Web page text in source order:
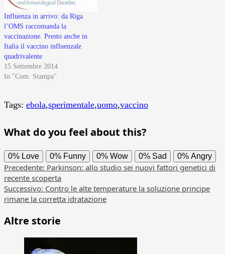
Influenza in arrivo: da Riga
l’OMS raccomanda la
vaccinazione. Presto anche in
Italia il vaccino influenzale
quadrivalente
15 Settembre 2014
In "Com. Stampa"
Tags: ebola,sperimentale,uomo,vaccino
What do you feel about this?
0% Love 0% Funny 0% Wow 0% Sad 0% Angry
Navigazione
articolo
Precedente: Parkinson: allo studio sei nuovi fattori genetici di
recente scoperta
Successivo: Contro le alte temperature la soluzione principe
rimane la corretta idratazione
Altre storie